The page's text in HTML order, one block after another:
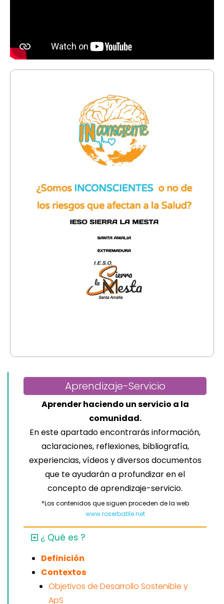
Aprendizaje-Servicio
Aprender haciendo un servicio a la
comunidad.
En este apartado encontrarás información,
aclaraciones, reflexiones, bibliografía,
experiencias, vídeos y diversos documentos
que te ayudarán a profundizar en el
concepto de aprendizaje-servicio.
*Los contenidos que siguen proceden de la web
www.roserbatlle.net
¿ Qué es ?
Definición
Contextos
Objetivos de Desarrollo Sostenible y
ApS